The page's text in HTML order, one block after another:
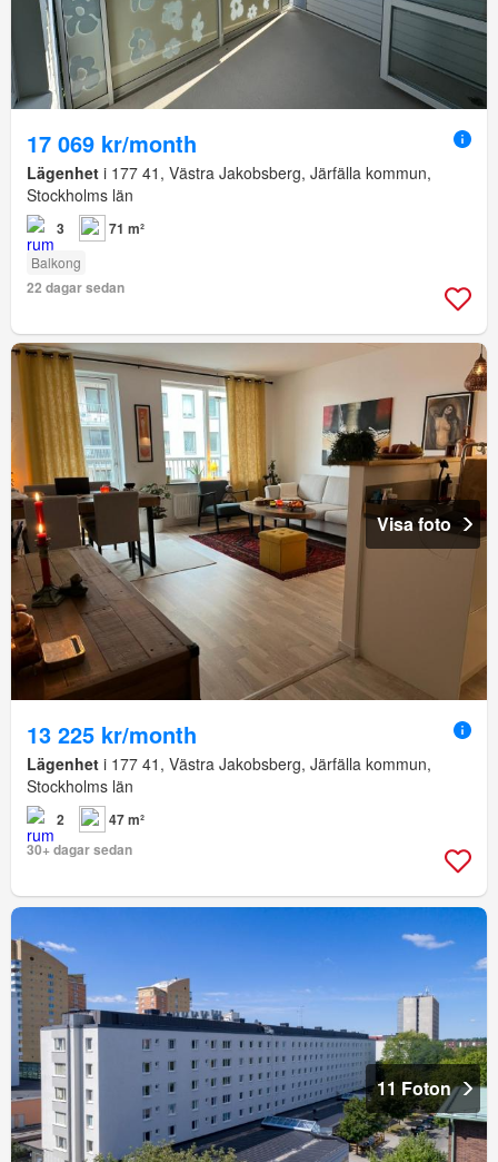
17 069 kr/month
Lägenhet i 177 41, Västra Jakobsberg, Järfälla kommun,
Stockholms län
3 71 m²
Balkong
22 dagar sedan
Visa foto
13 225 kr/month
Lägenhet i 177 41, Västra Jakobsberg, Järfälla kommun,
Stockholms län
2
47 m²
30+ dagar sedan
11 Foton